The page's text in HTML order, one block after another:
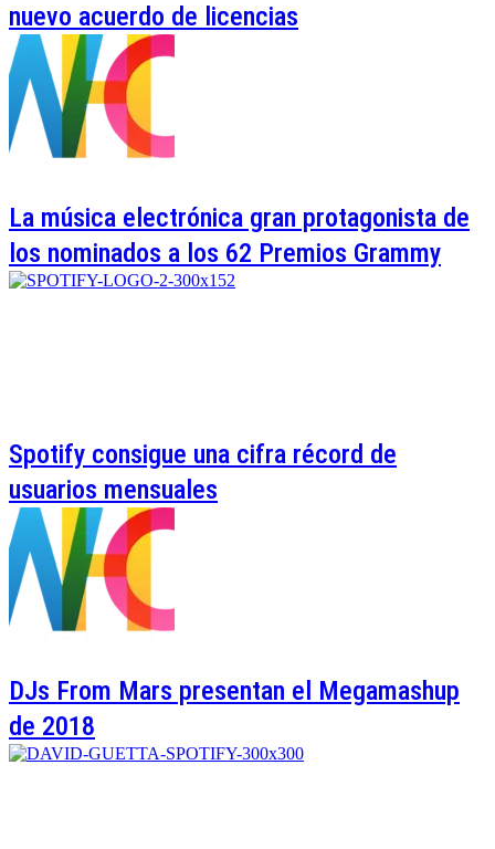
nuevo acuerdo de licencias
La música electrónica gran protagonista de
los nominados a los 62 Premios Grammy
Spotify consigue una cifra récord de
usuarios mensuales
DJs From Mars presentan el Megamashup
de 2018